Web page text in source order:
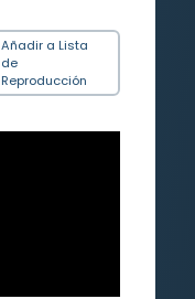
Añadir a Lista
de
Reproducción